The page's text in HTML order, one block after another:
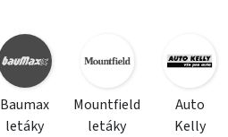
Baumax
letáky
Mountfield
letáky
Auto
Kelly